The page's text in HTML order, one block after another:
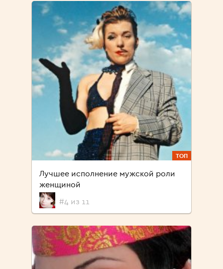
ТОП
Лучшее исполнение мужской роли
женщиной
#4 из 11